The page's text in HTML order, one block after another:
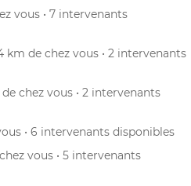
vous • 7 intervenants
km de chez vous • 2 intervenants
de chez vous • 2 intervenants
• 6 intervenants disponibles
vous • 5 intervenants